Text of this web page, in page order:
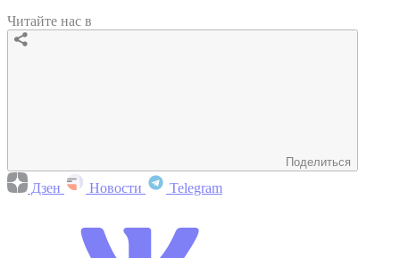
Читайте нас в
Поделиться
Дзен Новости Telegram